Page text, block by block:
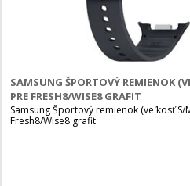
SAMSUNG ŠPORTOVÝ REMIENOK
PRE FRESH8/WISE8 GRAFIT
Samsung Športový remienok (veľkosť S/
Fresh8/Wise8 grafit